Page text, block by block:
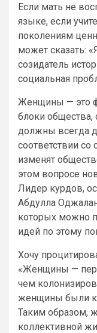
Если мать не
языке, если
поколениям
может сказать:
созидатель
социальная
Женщины — это
блоки
должны всегда
соответствии
изменят
этом вопросе
Лидер курдов,
Абдулла
которых можно
идей по этому
Хочу
«Женщины —
чем
женщины были
Таким образом,
коллективной